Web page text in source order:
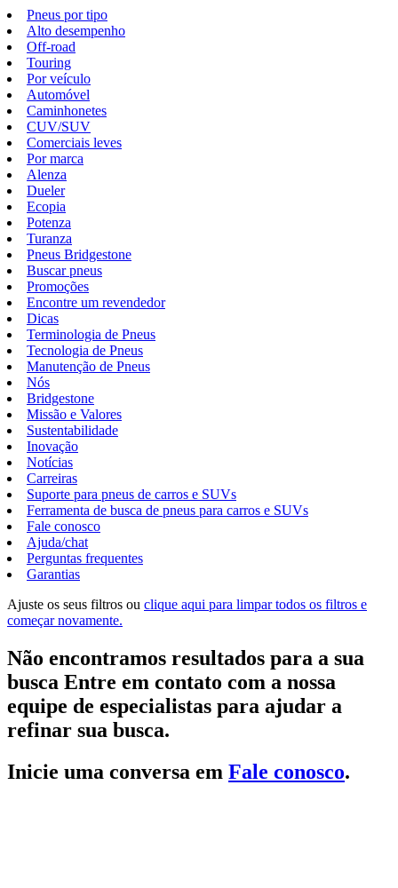
Pneus por tipo
Alto desempenho
Off-road
Touring
Por veículo
Automóvel
Caminhonetes
CUV/SUV
Comerciais leves
Por marca
Alenza
Dueler
Ecopia
Potenza
Turanza
Pneus Bridgestone
Buscar pneus
Promoções
Encontre um revendedor
Dicas
Terminologia de Pneus
Tecnologia de Pneus
Manutenção de Pneus
Nós
Bridgestone
Missão e Valores
Sustentabilidade
Inovação
Notícias
Carreiras
Suporte para pneus de carros e SUVs
Ferramenta de busca de pneus para carros e SUVs
Fale conosco
Ajuda/chat
Perguntas frequentes
Garantias
Ajuste os seus filtros ou clique aqui para limpar todos os filtros e
começar novamente.
Não encontramos resultados para a sua
busca Entre em contato com a nossa
equipe de especialistas para ajudar a
refinar sua busca.
Inicie uma conversa em Fale conosco.